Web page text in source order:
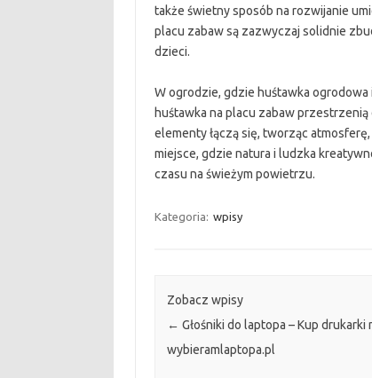
także świetny sposób na rozwijanie
placu zabaw są zazwyczaj solidnie
dzieci.
W ogrodzie, gdzie huśtawka ogrodowa
huśtawka na placu zabaw
elementy łączą się, tworząc
miejsce, gdzie natura i ludzka
czasu na świeżym powietrzu.
Kategoria: wpisy
Zobacz wpisy
← Głośniki do laptopa – Kup drukarki
wybieramlaptopa.pl